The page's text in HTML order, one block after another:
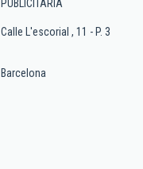
PUBLICITARIA
Calle L'escorial , 11 - P. 3
Barcelona